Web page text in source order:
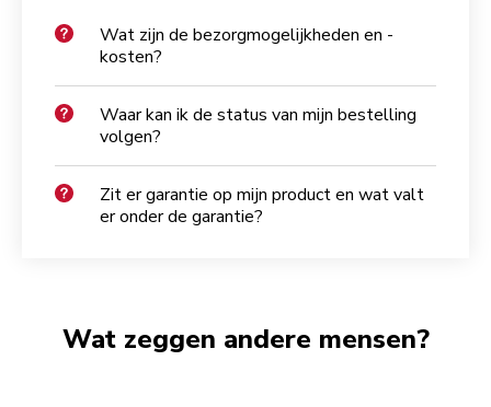
Wat zijn de bezorgmogelijkheden en -
kosten?
Waar kan ik de status van mijn bestelling
volgen?
Zit er garantie op mijn product en wat valt
er onder de garantie?
Wat zeggen andere mensen?